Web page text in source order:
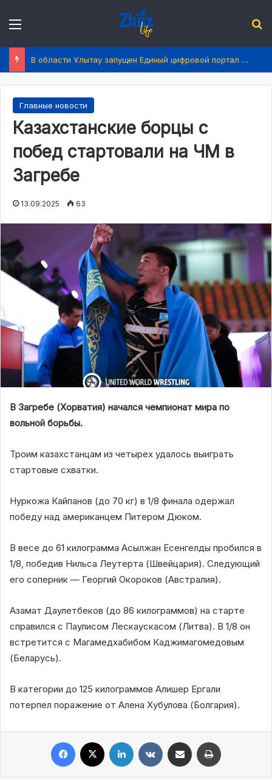
В области Ұлытау запущен Единый цифровой портал услуг
Главные новости
Казахстанские борцы с
побед стартовали на ЧМ в
Загребе
13.09.2025 63
В Загребе (Хорватия) начался чемпионат мира по
вольной борьбы.
Троим казахстанцам из четырех удалось выиграть
стартовые схватки.
Нуркожа Кайпанов (до 70 кг) в 1/8 финала одержал
победу над американцем Питером Дюком.
В весе до 61 килограмма Асылжан Есенгелды пробился в
1/8, победив Нильса Леутерта (Швейцария). Следующий
его соперник — Георгий Окороков (Австралия).
Азамат Даулетбеков (до 86 килограммов) на старте
справился с Паулисом Лескаускасом (Литва). В 1/8 он
встретится с Магамедхабибом Каджимагомедовым
(Беларусь).
В категории до 125 килограммов Алишер Ергали
потерпел поражение от Алена Хубулова (Болгария).